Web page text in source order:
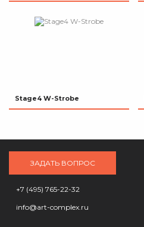
Stage4 W-Strobe
ЗАДАТЬ ВОПРОС
+7 (495) 765-22-32
info@art-complex.ru